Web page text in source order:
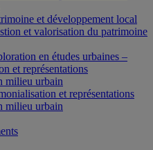
et développement local
et valorisation du patrimoine
en études urbaines –
et représentations
milieu urbain
et représentations
milieu urbain